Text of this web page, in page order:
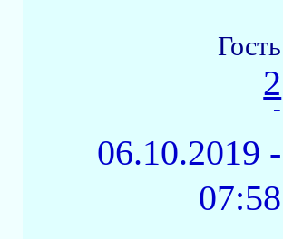
Гость
2
-
06.10.2019 -
07:58